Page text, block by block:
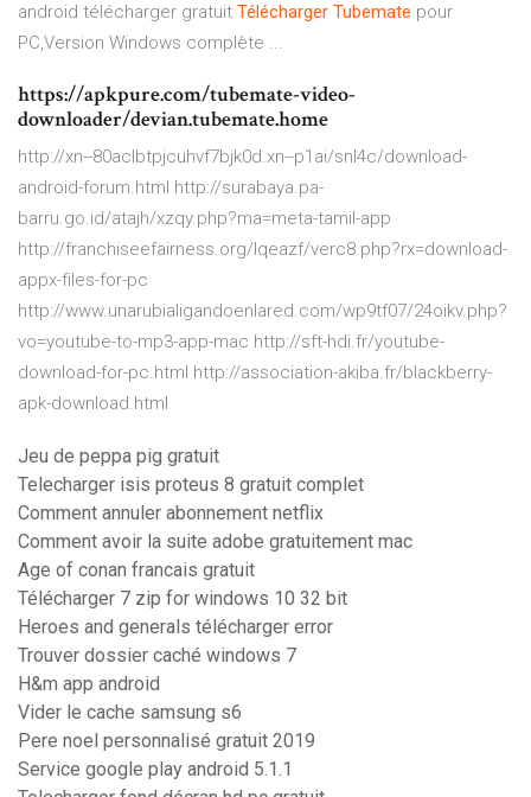
android télécharger gratuit Télécharger Tubemate pour
PC,Version Windows complète ...
https://apkpure.com/tubemate-video-
downloader/devian.tubemate.home
http://xn--80aclbtpjcuhvf7bjk0d.xn--p1ai/snl4c/download-
android-forum.html http://surabaya.pa-
barru.go.id/atajh/xzqy.php?ma=meta-tamil-app
http://franchiseefairness.org/lqeazf/verc8.php?rx=download-
appx-files-for-pc
http://www.unarubialigandoenlared.com/wp9tf07/24oikv.php?
vo=youtube-to-mp3-app-mac http://sft-hdi.fr/youtube-
download-for-pc.html http://association-akiba.fr/blackberry-
apk-download.html
Jeu de peppa pig gratuit
Telecharger isis proteus 8 gratuit complet
Comment annuler abonnement netflix
Comment avoir la suite adobe gratuitement mac
Age of conan francais gratuit
Télécharger 7 zip for windows 10 32 bit
Heroes and generals télécharger error
Trouver dossier caché windows 7
H&m app android
Vider le cache samsung s6
Pere noel personnalisé gratuit 2019
Service google play android 5.1.1